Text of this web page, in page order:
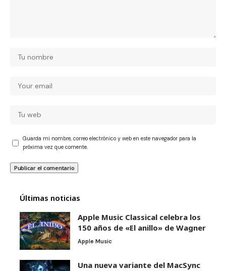
Guarda mi nombre, correo electrónico y web en este navegador para la
próxima vez que comente.
Últimas noticias
Apple Music Classical celebra los
150 años de «El anillo» de Wagner
Apple Music
Una nueva variante del MacSync